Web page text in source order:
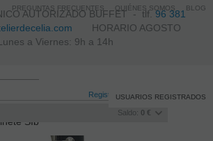
AUTORIZADO BUFFET -tlf.96 381
HORARIO AGOSTO
a Viernes: 9h a 14h
Registro /Iniciar sesión
Saldo: 0 €
USUARIOS REGISTRADOS
SIb
PREGUNTAS FRECUENTES QUIÉNES SOMOS BLOG